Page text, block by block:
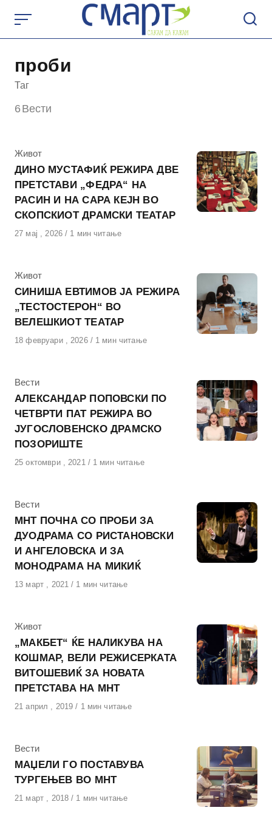
content
проби
Таг
6Вести
КАтегорија
Живот
ДИНО МУСТАФИЌ РЕЖИРА ДВЕ
ПРЕТСТАВИ „ФЕДРА“ НА
РАСИН И НА САРА КЕЈН ВО
СКОПСКИОТ ДРАМСКИ ТЕАТАР
Објавено
27 мај , 2026 1 мин читање
КАтегорија
Живот
СИНИША ЕВТИМОВ ЈА РЕЖИРА
„ТЕСТОСТЕРОН“ ВО
ВЕЛЕШКИОТ ТЕАТАР
Објавено
18 февруари , 2026 1 мин читање
КАтегорија
Вести
АЛЕКСАНДАР ПОПОВСКИ ПО
ЧЕТВРТИ ПАТ РЕЖИРА ВО
ЈУГОСЛОВЕНСКО ДРАМСКО
ПОЗОРИШТЕ
Објавено
25 октомври , 2021 1 мин читање
КАтегорија
Вести
МНТ ПОЧНА СО ПРОБИ ЗА
ДУОДРАМА СО РИСТАНОВСКИ
И АНГЕЛОВСКА И ЗА
МОНОДРАМА НА МИКИЌ
Објавено
13 март , 2021 1 мин читање
КАтегорија
Живот
„МАКБЕТ“ ЌЕ НАЛИКУВА НА
КОШМАР, ВЕЛИ РЕЖИСЕРКАТА
ВИТОШЕВИЌ ЗА НОВАТА
ПРЕТСТАВА НА МНТ
Објавено
21 април , 2019 1 мин читање
КАтегорија
Вести
МАЏЕЛИ ГО ПОСТАВУВА
ТУРГЕЊЕВ ВО МНТ
Објавено
21 март , 2018 1 мин читање